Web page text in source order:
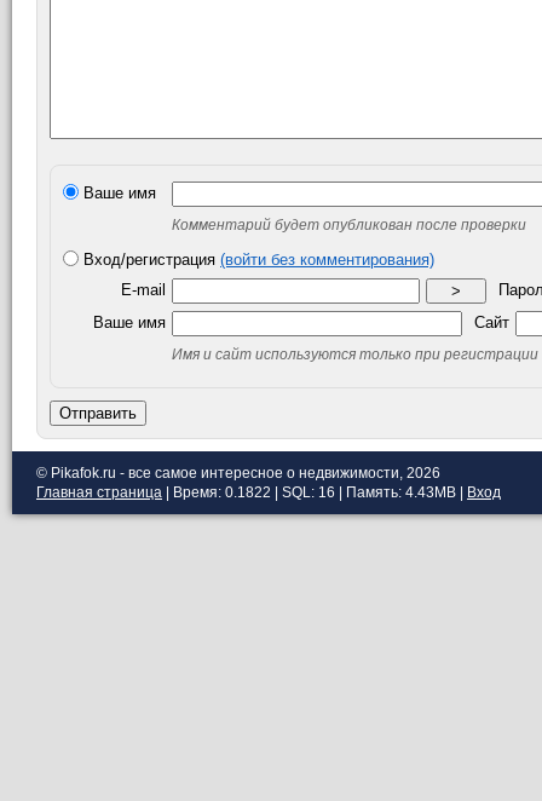
Ваше имя
Комментарий будет опубликован после проверки
Вход/регистрация (войти без комментирования)
E-mail
>
Ваше имя
Сайт
Имя и сайт используются только при регистрации
Отправить
© Pikafok.ru - все самое интересное о недвижимости, 2026
Главная страница | Время: 0.1822 | SQL: 16 | Память: 4.43MB Вход